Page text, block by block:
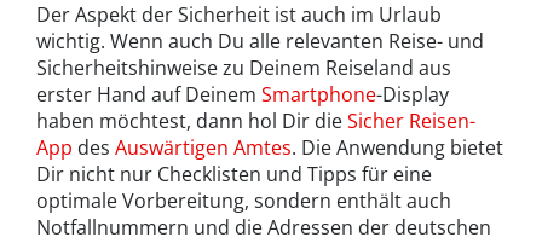
Der Aspekt der Sicherheit ist auch im Urlaub
wichtig. Wenn auch Du alle relevanten Reise- und
Sicherheitshinweise zu Deinem Reiseland aus
erster Hand auf Deinem Smartphone-Display
haben möchtest, dann hol Dir dieSicher Reisen-
App des Auswärtigen Amtes. Die Anwendung bietet
Dir nicht nur Checklisten und Tipps für eine
optimale Vorbereitung, sondern enthält auch
Notfallnummern und die Adressen der deutschen